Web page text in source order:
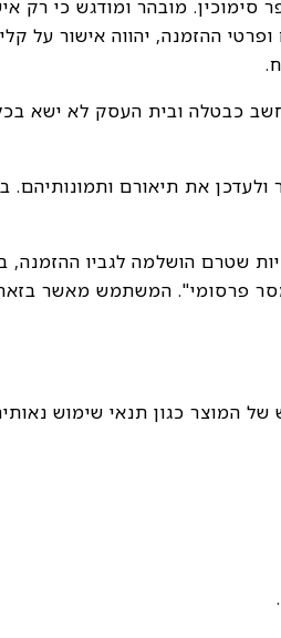
סימוכין. מובהר ומודגש כי
ההזמנה, יהווה אישור
כבטלה ובית העסק לא ישא
ולעדכן את תיאורם
פרסומי". המשתמש מאשר